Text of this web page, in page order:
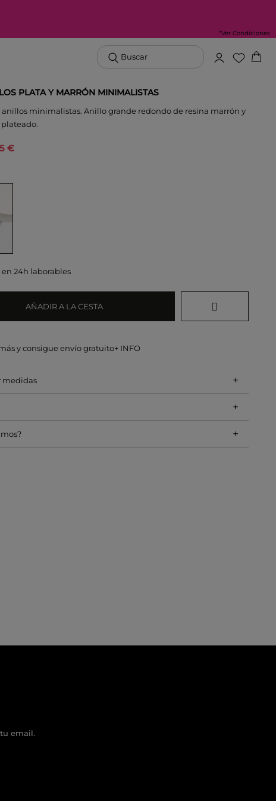
*Ver Condiciones
Buscar
PLATA Y MARRÓN MINIMALISTAS
anillos minimalistas. Anillo grande redondo de resina marrón y
€
24h laborables
AÑADIR A LA CESTA
y consigue envío gratuito+ INFO
medidas +
+
+
email.